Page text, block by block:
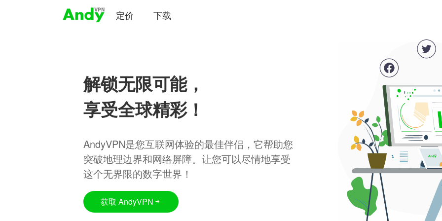
定价 下载
解锁无限可能，
享受全球精彩！
AndyVPN是您互联网体验的最佳伴侣，它帮助您
突破地理边界和网络屏障。让您可以尽情地享受
这个无界限的数字世界！
获取 AndyVPN